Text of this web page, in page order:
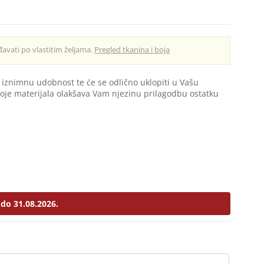
po vlastitim željama. Pregled tkanina i boja
udobnost te će se odlično uklopiti u Vašu
materijala olakšava Vam njezinu prilagodbu ostatku
31.08.2026.